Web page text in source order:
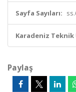
Sayfa Sayıları:
Karadeniz
Paylaş